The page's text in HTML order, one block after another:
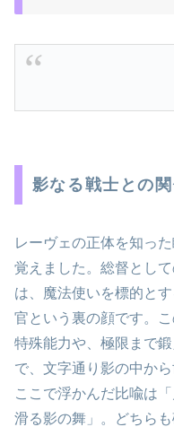
影なる戦士との
レーヴェの正体を知っ
覚えました。総督とし
は、魔法使いを標的と
官という裏の顔です。
特殊能力や、極限まで
で、文字通り影の中か
ここで浮かんだ比喩は
滑る影の舞」。どちら